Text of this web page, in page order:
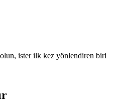
olun, ister ilk kez yönlendiren biri